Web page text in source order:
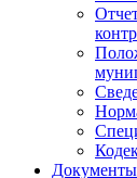
Документы